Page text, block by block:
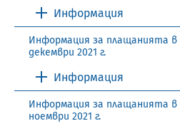
Информация
Информация за плащанията в
декември 2021 г.
Информация
Информация за плащанията в
ноември 2021 г.